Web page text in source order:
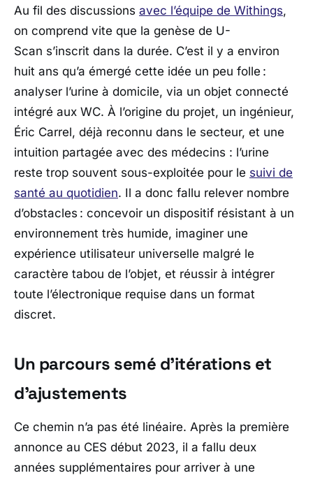
Au fil des discussions avec l’équipe de Withings,
on comprend vite que la genèse de U-
Scan s’inscrit dans la durée. C’est il y a environ
huit ans qu’a émergé cette idée un peu folle :
analyser l’urine à domicile, via un objet connecté
intégré aux WC. À l’origine du projet, un ingénieur,
Éric Carrel, déjà reconnu dans le secteur, et une
intuition partagée avec des médecins : l’urine
reste trop souvent sous-exploitée pour le suivi de
santé au quotidien. Il a donc fallu relever nombre
d’obstacles : concevoir un dispositif résistant à un
environnement très humide, imaginer une
expérience utilisateur universelle malgré le
caractère tabou de l’objet, et réussir à intégrer
toute l’électronique requise dans un format
discret.
Un parcours semé d’itérations et
d’ajustements
Ce chemin n’a pas été linéaire. Après la première
annonce au CES début 2023, il a fallu deux
années supplémentaires pour arriver à une